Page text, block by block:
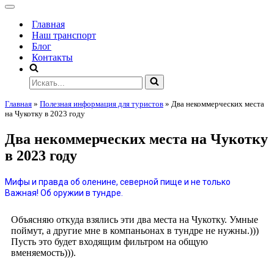
Главная
Наш транспорт
Блог
Контакты
Главная » Полезная информация для туристов » Два некоммерческих места
на Чукотку в 2023 году
Два некоммерческих места на Чукотку
в 2023 году
Мифы и правда об оленине, северной пище и не только
Важная! Об оружии в тундре.
Объясняю откуда взялись эти два места на Чукотку. Умные
поймут, а другие мне в компаньонах в тундре не нужны.)))
Пусть это будет входящим фильтром на общую
вменяемость))).